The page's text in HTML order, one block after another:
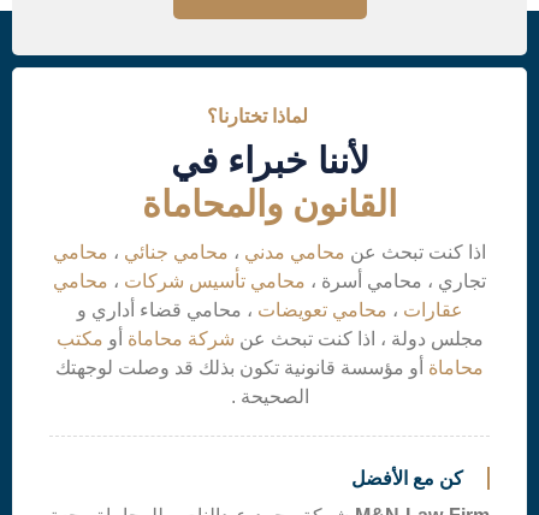
لماذا تختارنا؟
لأننا خبراء في
القانون والمحاماة
اذا كنت تبحث عن محامي مدني ، محامي جنائي ، محامي
تجاري ، محامي أسرة ، محامي تأسيس شركات، محامي
عقارات، محامي تعويضات، محامي قضاء أداري و
مجلس دولة ، اذا كنت تبحث عن شركة محاماةأو مكتب
محاماةأو مؤسسة قانونية تكون بذلك قد وصلت لوجهتك
الصحيحة .
كن مع الأفضل